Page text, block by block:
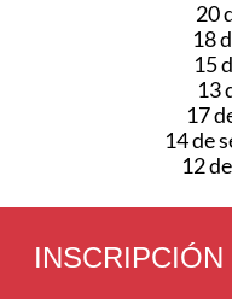
20
18
15
13
17
14 de
12
INSCRIPCIÓN